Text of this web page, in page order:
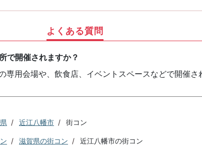
よくある質問
で開催されますか？
専用会場や、飲食店、イベントスペースなどで開催さ
近江八幡市 街コン
滋賀県の街コン 近江八幡市の街コン